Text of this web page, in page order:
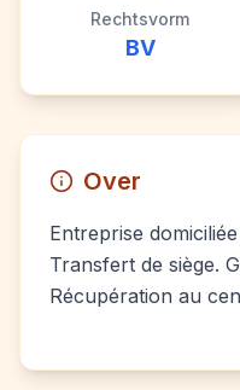
Rechtsvorm
BV
Over
Entreprise
Transfert de siège.
Récupération au